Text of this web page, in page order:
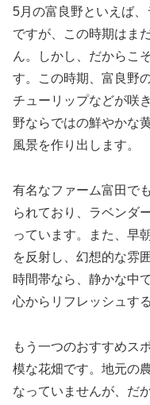
5月の富良野といえば
ですが、この時期はま
ん。しかし、だからこ
す。この時期、富良野
チューリップなどが咲
野ならではの鮮やかな
風景を作り出します。
有名なファーム富田で
られており、ラベンダ
っています。また、早
を反射し、幻想的な雰
時間帯なら、静かな中
心からリフレッシュす
もう一つのおすすめス
模な花畑です。地元の
なっていませんが、だ